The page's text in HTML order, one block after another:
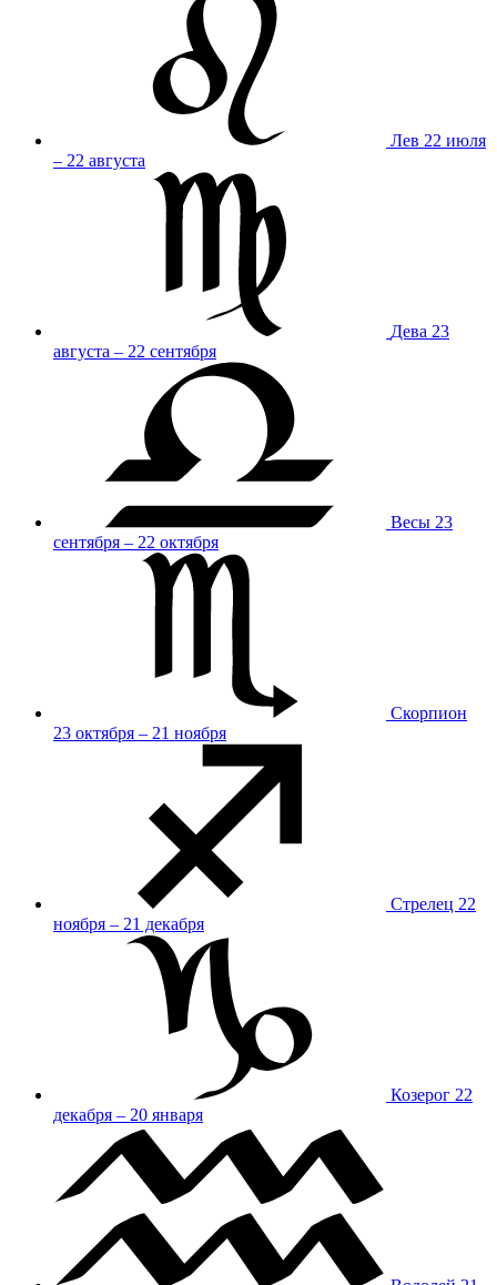
Лев 22 июля
– 22 августа
Дева 23
августа – 22 сентября
Весы 23
сентября – 22 октября
Скорпион
23 октября – 21 ноября
Стрелец 22
ноября – 21 декабря
Козерог 22
декабря – 20 января